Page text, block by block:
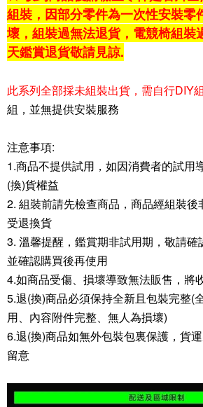
組裝，因部分零件為一次性安裝零
壞，組裝過無法退貨，電競椅組裝
天鑑賞退貨敬請見諒.
此系列全部採未組裝出貨，需自行DIY
組，並無提供安裝服務
注意事項:
1.商品不提供試用，如因消費者的試用
(換)貨權益
2. 組裝前請先檢查商品，商品經組裝
受退換貨
3. 溫馨提醒，鑑賞期非試用期，敬請確
並確認購買後再使用
4.如商品受傷、損壞導致無法販售，將
5.退(換)商品必須保持全新且包裝完整(
用、內容附件完整、無人為損壞)
6.退(換)商品如無外包裝包裏保護，貨
留意